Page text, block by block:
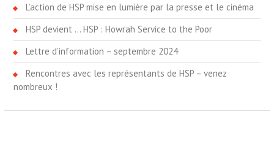
L’action de HSP mise en lumière par la presse et le cinéma
HSP devient … HSP : Howrah Service to the Poor
Lettre d’information – septembre 2024
Rencontres avec les représentants de HSP – venez
nombreux !